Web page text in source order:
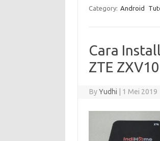
Category: Android
Cara
ZTE
ByYudhi 1 Mei 2019